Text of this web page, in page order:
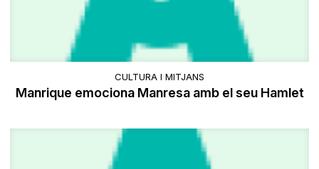
CULTURA I MITJANS
Manrique emociona Manresa amb el seu Hamlet